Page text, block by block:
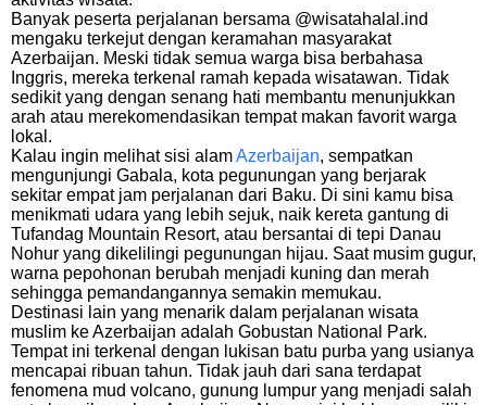
Banyak peserta perjalanan bersama @wisatahalal.ind
mengaku terkejut dengan keramahan masyarakat
Azerbaijan. Meski tidak semua warga bisa berbahasa
Inggris, mereka terkenal ramah kepada wisatawan. Tidak
sedikit yang dengan senang hati membantu menunjukkan
arah atau merekomendasikan tempat makan favorit warga
lokal.
Kalau ingin melihat sisi alamAzerbaijan, sempatkan
mengunjungi Gabala, kota pegunungan yang berjarak
sekitar empat jam perjalanan dari Baku. Di sini kamu bisa
menikmati udara yang lebih sejuk, naik kereta gantung di
Tufandag Mountain Resort, atau bersantai di tepi Danau
Nohur yang dikelilingi pegunungan hijau. Saat musim gugur,
warna pepohonan berubah menjadi kuning dan merah
sehingga pemandangannya semakin memukau.
Destinasi lain yang menarik dalam perjalanan wisata
muslim ke Azerbaijan adalah Gobustan National Park.
Tempat ini terkenal dengan lukisan batu purba yang usianya
mencapai ribuan tahun. Tidak jauh dari sana terdapat
fenomena mud volcano, gunung lumpur yang menjadi salah